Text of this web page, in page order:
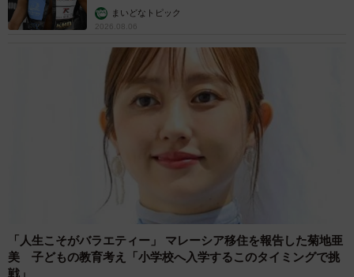
まいどなトピック
2026.08.06
「人生こそがバラエティー」 マレーシア移住を報告した菊地亜
美 子どもの教育考え「小学校へ入学するこのタイミングで挑
戦」